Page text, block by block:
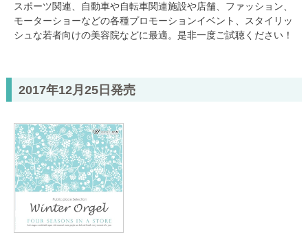
スポーツ関連、自動車や自転車関連施設や店舗、ファッション、
モーターショーなどの各種プロモーションイベント、スタイリッ
シュな若者向けの美容院などに最適。是非一度ご試聴ください！
2017年12月25日発売